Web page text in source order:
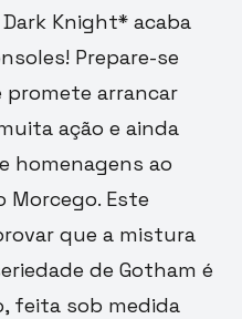
Knight* acaba
Prepare-se
promete arrancar
ação e ainda
homenagens ao
Morcego. Este
que a mistura
de Gotham é
feita sob medida